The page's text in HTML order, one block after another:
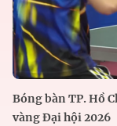
Bóng bàn TP. Hồ
vàng Đại hội 2026